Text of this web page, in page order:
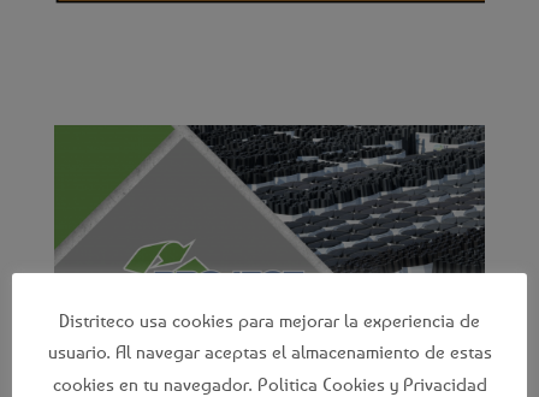
Distriteco usa cookies para mejorar la experiencia de
usuario. Al navegar aceptas el almacenamiento de estas
cookies en tu navegador. Politica Cookies y Privacidad